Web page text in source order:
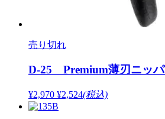
売り切れ
D-25 Premium薄刃ニッ
¥2,970 ¥2,524(税込)